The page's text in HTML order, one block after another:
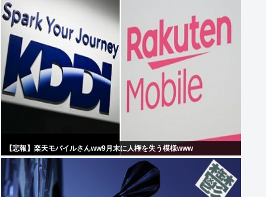
【悲報】楽天モバイルさんww9月末に人権を失う模様www